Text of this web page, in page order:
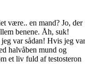
være.. en mand? Jo, der
benene. Åh, suk!
var sådan! Hvis jeg var
halvåben mund og
et liv fuld af testosteron